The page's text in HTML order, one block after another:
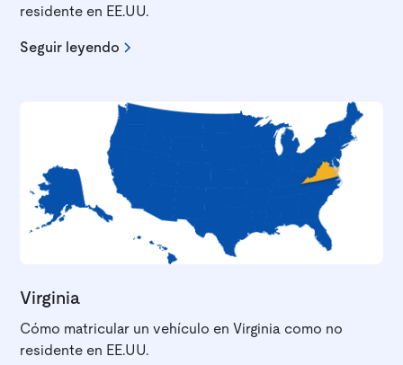
residente en EE.UU.
Seguir leyendo
Virginia
Cómo matricular un vehículo en Virginia como no
residente en EE.UU.